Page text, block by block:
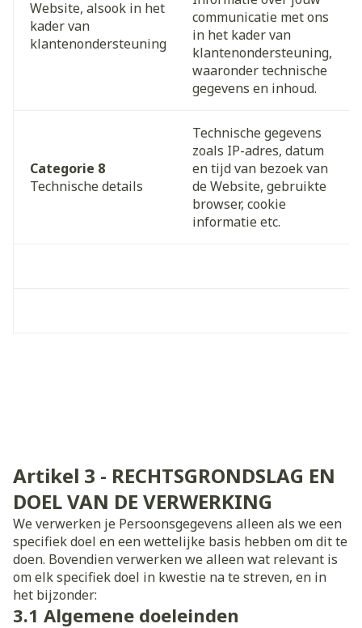
Website, alsook in het
kader van
klantenondersteuning
communicatie met ons
in het kader van
klantenondersteuning,
waaronder technische
gegevens en inhoud.
Categorie 8
Technische details
Technische gegevens
zoals IP-adres, datum
en tijd van bezoek van
de Website, gebruikte
browser, cookie
informatie etc.
Artikel 3 - RECHTSGRONDSLAG EN
DOEL VAN DE VERWERKING
We verwerken je Persoonsgegevens alleen als we een
specifiek doel en een wettelijke basis hebben om dit te
doen. Bovendien verwerken we alleen wat relevant is
om elk specifiek doel in kwestie na te streven, en in
het bijzonder:
3.1 Algemene doeleinden